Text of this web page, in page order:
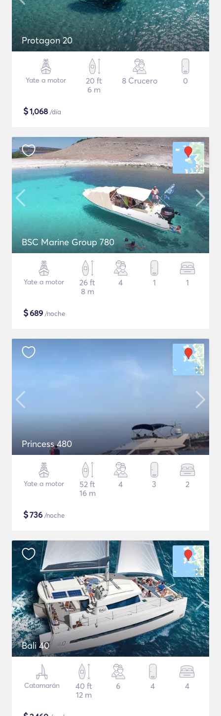
Protagon 20
Yate a motor
20 ft
6 m
8 Crucero 0
$1,068 /día
BSC Marine Group 780
Yate a motor
26 ft
8 m
4 1 1
$689 /noche
Princess 480
Yate a motor
52 ft
16 m
4 3 2
$736 /noche
Bali 40
Catamarán
40 ft
12 m
6 4 4